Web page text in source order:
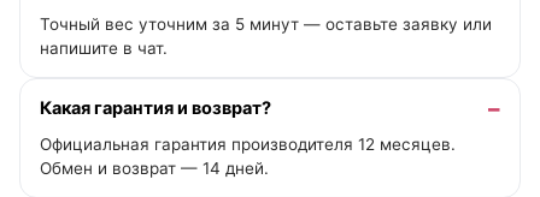
Точный вес уточним за 5 минут — оставьте заявку или
напишите в чат.
Какая гарантия и возврат?
Официальная гарантия производителя 12 месяцев.
Обмен и возврат — 14 дней.